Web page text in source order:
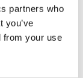
partners who
you’ve
from your use